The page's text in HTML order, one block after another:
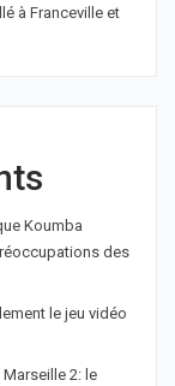
à Franceville et
Koumba
des
le jeu vidéo
2: le